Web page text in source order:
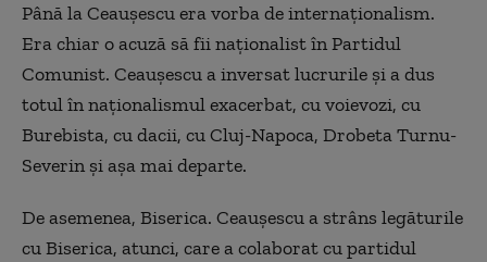
Până la Ceaușescu era vorba de internaționalism.
Era chiar o acuză să fii naționalist în Partidul
Comunist. Ceaușescu a inversat lucrurile și a dus
totul în naționalismul exacerbat, cu voievozi, cu
Burebista, cu dacii, cu Cluj-Napoca, Drobeta Turnu-
Severin și așa mai departe.
De asemenea, Biserica. Ceaușescu a strâns legăturile
cu Biserica, atunci, care a colaborat cu partidul